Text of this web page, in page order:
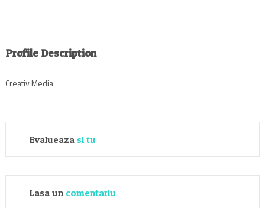
Profile Description
Creativ Media
Evalueaza si tu
Lasa un comentariu